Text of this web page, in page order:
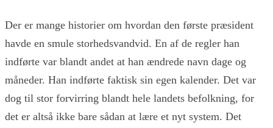
Der er mange historier om hvordan den første præsident
havde en smule storhedsvandvid. En af de regler han
indførte var blandt andet at han ændrede navn dage og
måneder. Han indførte faktisk sin egen kalender. Det var
dog til stor forvirring blandt hele landets befolkning, for
det er altså ikke bare sådan at lære et nyt system. Det